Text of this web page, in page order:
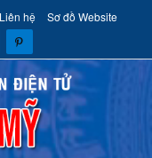
Liên hệ Sơ đồ Website